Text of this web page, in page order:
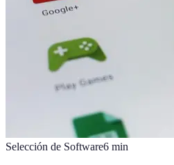
Selección de Software6 min